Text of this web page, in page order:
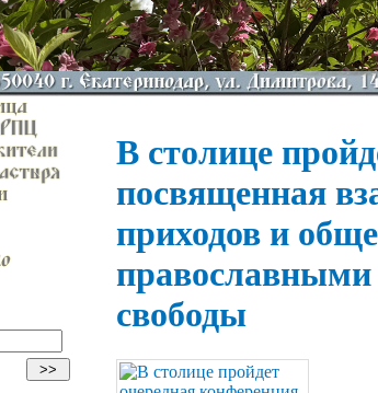
В столице
посвященная
приходов и
свободы